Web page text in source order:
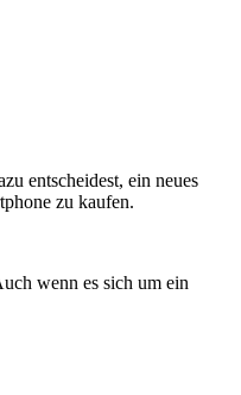
entscheidest, ein neues
zu kaufen.
wenn es sich um ein